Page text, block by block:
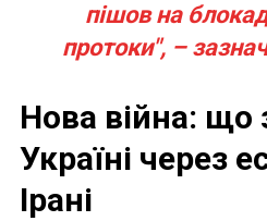
пішов на
протоки", –
Нова війна: що
Україні через
Ірані